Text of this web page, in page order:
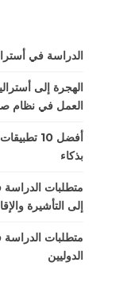
الدراسة في
الهجرة إلى
العمل في نظام
بذكاء
إلى التأشيرة
الدوليين